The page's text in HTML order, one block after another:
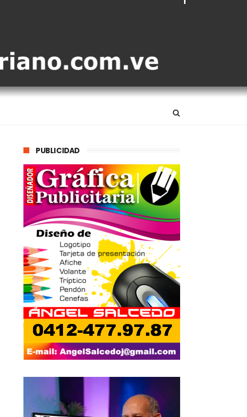
PUBLICIDAD